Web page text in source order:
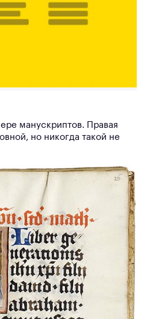
манускриптов. Правая
но никогда такой не